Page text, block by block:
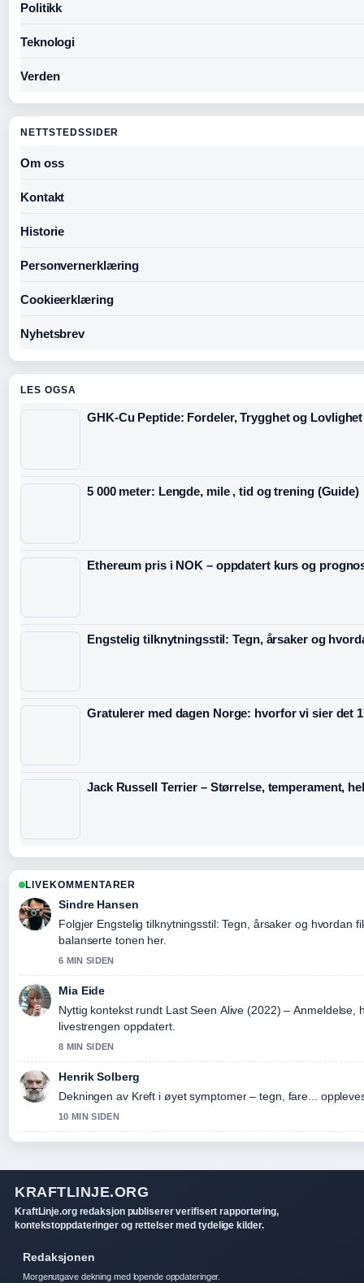
Politikk
Teknologi
Verden
NETTSTEDSSIDER
Om oss
Kontakt
Historie
Personvernerklæring
Cookieerklæring
Nyhetsbrev
LES OGSA
GHK-Cu Peptide: Fordeler, Trygghet og
5 000 meter: Lengde, mile , tid og trening (Guide)
Ethereum pris i NOK – oppdatert kurs og
Engstelig tilknytningsstil: Tegn, årsaker og
Gratulerer med dagen Norge: hvorfor vi sier det
Jack Russell Terrier – Størrelse, temperament,
LIVEKOMMENTARER
Sindre Hansen
Folgjer Engstelig tilknytningsstil: Tegn, årsaker og hvordan
balanserte tonen her.
6 MIN SIDEN
Mia Eide
Nyttig kontekst rundt Last Seen Alive (2022) – Anmeldelse,
livestrengen oppdatert.
8 MIN SIDEN
Henrik Solberg
Dekningen av Kreft i øyet symptomer – tegn, fare...
10 MIN SIDEN
KRAFTLINJE.ORG
KraftLinje.org redaksjon publiserer verifisert rapportering,
kontekstoppdateringer og rettelser med tydelige kilder.
Redaksjonen
Morgenutgave dekning med lopende oppdateringer.